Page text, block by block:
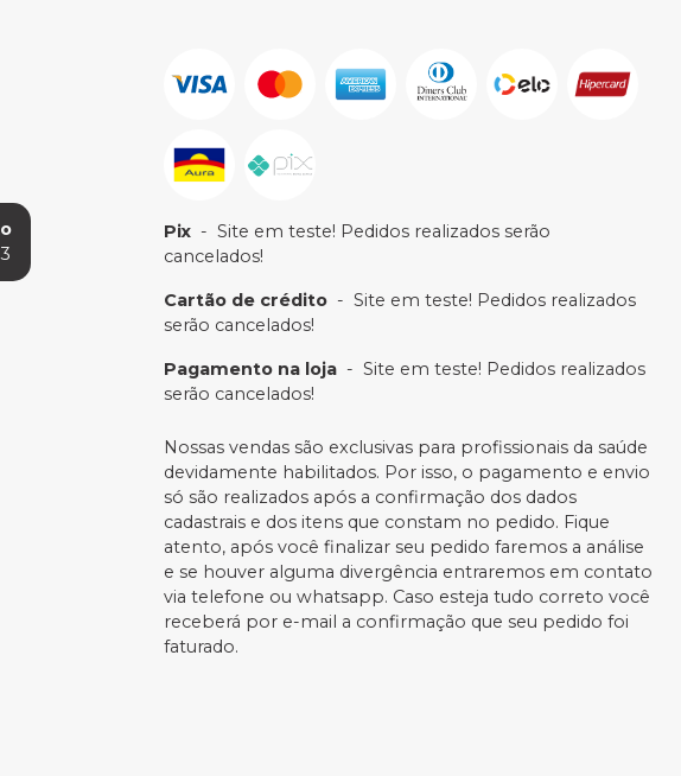
Pix - Site em teste! Pedidos realizados serão
cancelados!
Cartão de crédito - Site em teste! Pedidos realizados
serão cancelados!
Pagamento na loja - Site em teste! Pedidos realizados
serão cancelados!
Nossas vendas são exclusivas para profissionais da saúde
devidamente habilitados. Por isso, o pagamento e envio
só são realizados após a confirmação dos dados
cadastrais e dos itens que constam no pedido. Fique
atento, após você finalizar seu pedido faremos a análise
e se houver alguma divergência entraremos em contato
via telefone ou whatsapp. Caso esteja tudo correto você
receberá por e-mail a confirmação que seu pedido foi
faturado.